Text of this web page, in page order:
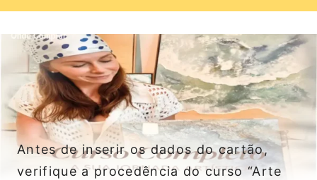
Antes de inserir os dados do cartão,
verifique a procedência do curso “Arte